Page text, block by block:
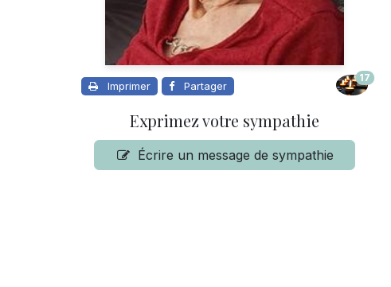
Imprimer Partager
17
Exprimez votre sympathie
Écrire un message de sympathie